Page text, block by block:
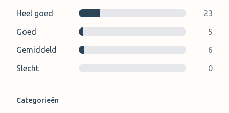
Heel goed
23
Goed
5
Gemiddeld
6
Slecht
0
Categorieën